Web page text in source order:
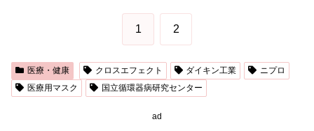
1 2
医療・健康 クロスエフェクト ダイキン工業
ニプロ
医療用マスク
国立循環器病研究センター
ad